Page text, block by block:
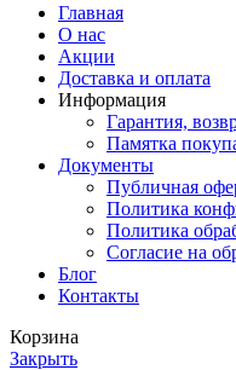
Главная
О нас
Акции
Доставка и оплата
Информация
Гарантия,
Памятка
Документы
Публичная
Политика
Политика
Согласие на
Блог
Контакты
Корзина
Закрыть